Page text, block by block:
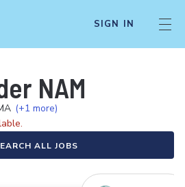
SIGN IN
NAM
(+1 more)
ALL JOBS